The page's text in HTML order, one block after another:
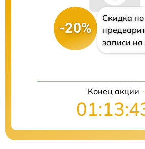
-20%
Скидка по
записи на
Конец акции